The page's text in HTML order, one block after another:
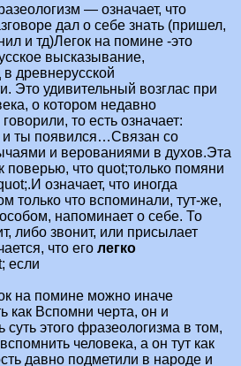
— означает, что
дал о себе знать (пришел,
и тд)Легок на помине -это
высказывание,
древнерусской
Это удивительный возглас при
о котором недавно
то есть означает:
и ты появился…Связан со
и верованиями в духов.Эта
поверью, что quot;только помяни
означает, что иногда
только что вспоминали, тут-же,
напоминает о себе. То
либо звонит, или присылает
что его легко
если
на помине можно иначе
как Вспомни черта, он и
суть этого фразеологизма в том,
человека, а он тут как
давно подметили в народе и